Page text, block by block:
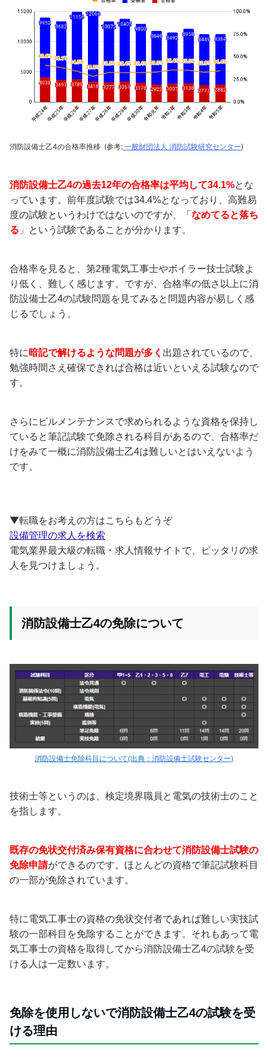
消防設備士乙4の合格率推移 (参考: 一般財団法人 消防試験研究センター)
消防設備士乙4の過去12年の合格率は平均して34.1%とな
っています。前年度試験では34.4%となっており、高難易
度の試験というわけではないのですが、「 なめてると落ち
る 」という試験であることが分かります。
合格率を見ると、第2種電気工事士やボイラー技士試験よ
り低く、難しく感じます。ですが、合格率の低さ以上に消
防設備士乙4の試験問題を見てみると問題内容が易しく感
じるでしょう。
特に 暗記で解けるような問題が多く 出題されているので、
勉強時間さえ確保できれば合格は近いといえる試験なので
す。
さらにビルメンテナンスで求められるような資格を保持し
ていると筆記試験で免除される科目があるので、合格率だ
けをみて一概に消防設備士乙4は難しいとはいえないよう
です。
▼転職をお考えの方はこちらもどうぞ
設備管理の求人を検索
電気業界最大級の転職・求人情報サイトで、ピッタリの求
人を見つけましょう。
消防設備士乙4の免除について
消防設備士免除科目について(出典： 消防設備士試験センター)
技術士等というのは、検定境界職員と電気の技術士のこと
を指します。
既存の免状交付済み保有資格に合わせて消防設備士試験の
免除申請ができるのです。ほとんどの資格で筆記試験科目
の一部が免除されています。
特に電気工事士の資格の免状交付者であれば難しい実技試
験の一部科目を免除することができます。それもあって電
気工事士の資格を取得してから消防設備士乙4の試験を受
ける人は一定数います。
免除を使用しないで消防設備士乙4の試験を受
ける理由